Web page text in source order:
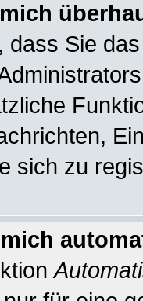
dass Sie
sich zu